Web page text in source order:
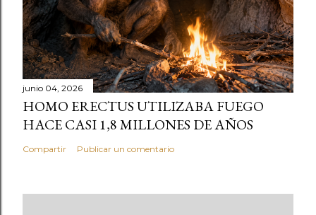
junio 04, 2026
HOMO ERECTUS UTILIZABA FUEGO
HACE CASI 1,8 MILLONES DE AÑOS
Compartir Publicar un comentario